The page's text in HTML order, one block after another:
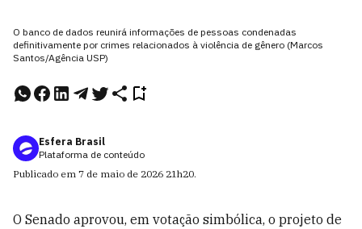
O banco de dados reunirá informações de pessoas condenadas
definitivamente por crimes relacionados à violência de gênero (Marcos
Santos/Agência USP)
Esfera Brasil
Plataforma de conteúdo
Publicado em 7 de maio de 2026 21h20.
O Senado aprovou, em votação simbólica, o projeto de